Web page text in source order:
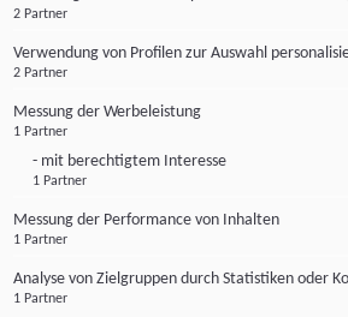
2 Partner
Verwendung von Profilen zur Auswahl
2 Partner
Messung der Werbeleistung
1 Partner
- mit berechtigtem Interesse
1 Partner
Messung der Performance von Inhalten
1 Partner
Analyse von Zielgruppen durch Statistiken oder
1 Partner